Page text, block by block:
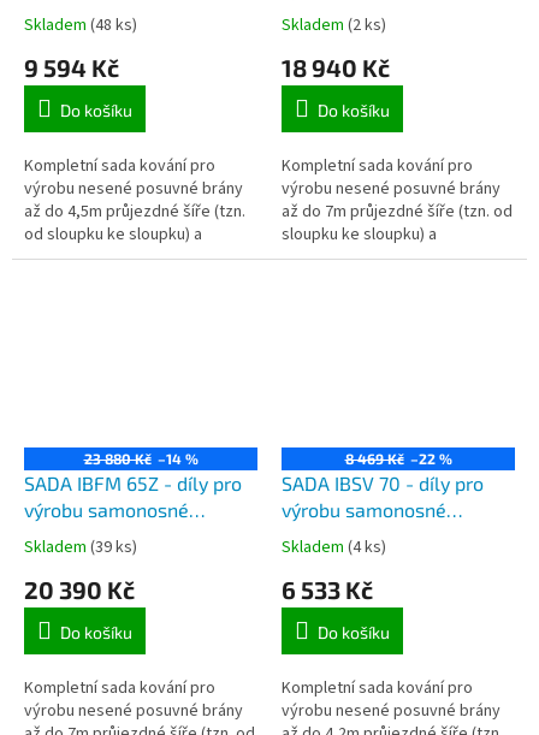
posuvné brány do 4,5m
průjezdu a do 450kg,
pozinkovaný C profil 6m
délky, 2x vozík, kapsa a
koncovka
Skladem (48 ks)
9 594 Kč
Do košíku
Kompletní sada kování pro
výrobu nesené posuvné brány
až do 4,5m průjezdné šíře (tzn.
od sloupku ke sloupku) a
maximálně do 450kg celkové
posuvné brány do 7m
průjezdové šíře a do
650kg, černý C profil 9m,
2x vozík, kapsa a koncovka
Skladem (2 ks)
18 940 Kč
Do košíku
Kompletní sada kování pro
výrobu nesené posuvné brány
až do 7m průjezdné šíře (tzn. od
sloupku ke sloupku) a
maximálně do 650kg celkové
23 880 Kč –14 %
SADA IBFM 65Z - díly pro
výrobu samonosné
posuvné brány do 7m
průjezdové šíře a do
650kg, pozinkovaný C
profil 9m, 2x vozík, kapsa
a koncovka
Skladem (39 ks)
20 390 Kč
Do košíku
Kompletní sada kování pro
výrobu nesené posuvné brány
8 469 Kč –22 %
SADA IBSV 70 - díly pro
výrobu samonosné
posuvné brány do 4,2m
průjezdu a do 225kg, černý
C profil 6m délky, 2x vozík,
kapsa a koncovka
Skladem (4 ks)
6 533 Kč
Do košíku
Kompletní sada kování pro
výrobu nesené posuvné brány